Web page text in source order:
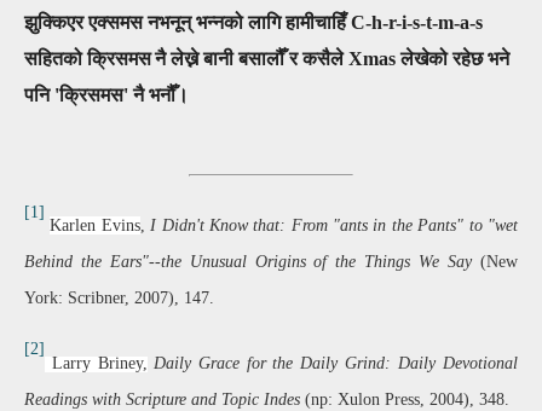
झुक्किएर एक्समस नभनून् भन्नको लागि हामीचाहिँC-h-r-i-s-t-m-a-s
सहितको क्रिसमसनैलेख्ने बानी बसालौँ र कसैलेXmasलेखेको रहेछ भने
पनि 'क्रिसमस' नै भनौँ।
[1]
Karlen Evins,I Didn't Know that: From "ants in the Pants" to "wet
Behind the Ears"--the Unusual Origins of the Things We Say(New
York: Scribner, 2007), 147.
[2]
Larry Briney, Daily Grace for the Daily Grind: Daily Devotional
Readings with Scripture and Topic Indes (np: Xulon Press, 2004), 348.